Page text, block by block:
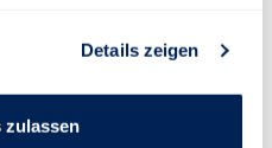
Details zeigen
zulassen
Nachhaltigkeitsboard